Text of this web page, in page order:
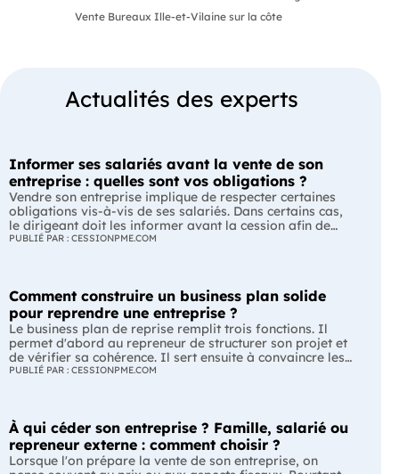
Vente Bureaux Ille-et-Vilaine sur la côte
Actualités des experts
Informer ses salariés avant la vente de son
entreprise : quelles sont vos obligations ?
Vendre son entreprise implique de respecter certaines
obligations vis-à-vis de ses salariés. Dans certains cas,
le dirigeant doit les informer avant la cession afin de
leur permettre, s'ils le souhaitent, de présenter une offre
L'essentiel Les entreprises de moins de 250 salariés sont
soumises, dans certains cas, à une obligation
d'information préalable des salariés. Cette obligation
concerne la vente d'un fonds de commerce ou la cession
de la majorité des titres d'une société. Le délai
d'information varie selon la taille de l'entreprise. Les
L'obligation d'information concerne uniquement
certaines entreprises et certaines opérations de cession.
Vous êtes concerné si : votre entreprise emploie moins
de 250 salariés ; vous vendez votre fonds de commerce
PUBLIÉ PAR : CESSIONPME.COM
Comment construire un business plan solide
pour reprendre une entreprise ?
Le business plan de reprise remplit trois fonctions. Il
permet d'abord au repreneur de structurer son projet et
de vérifier sa cohérence. Il sert ensuite à convaincre les
banques et les partenaires financiers de l'accompagner.
consiste pas à reprendre les anciens comptes de
l'entreprise. Il explique comment l'entreprise évoluera
après le changement de dirigeant. C'est un document
PUBLIÉ PAR : CESSIONPME.COM
À qui céder son entreprise ? Famille, salarié ou
repreneur externe : comment choisir ?
Lorsque l'on prépare la vente de son entreprise, on